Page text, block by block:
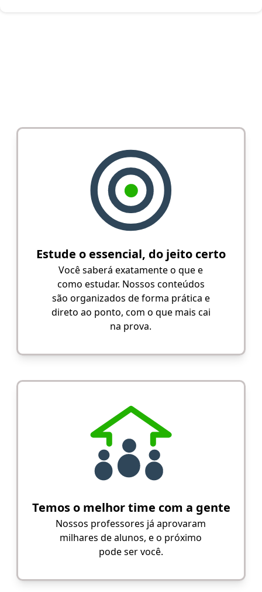
Estude o essencial, do jeito certo
Você saberá exatamente o que e
como estudar. Nossos conteúdos
são organizados de forma prática e
direto ao ponto, com o que mais cai
na prova.
Temos o melhor time com a gente
Nossos professores já aprovaram
milhares de alunos, e o próximo
pode ser você.